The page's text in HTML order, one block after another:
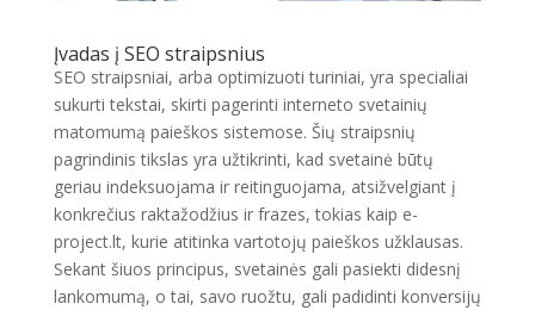
Įvadas į SEO straipsnius
SEO straipsniai, arba optimizuoti turiniai, yra specialiai
sukurti tekstai, skirti pagerinti interneto svetainių
matomumą paieškos sistemose. Šių straipsnių
pagrindinis tikslas yra užtikrinti, kad svetainė būtų
geriau indeksuojama ir reitinguojama, atsižvelgiant į
konkrečius raktažodžius ir frazes, tokias kaip e-
project.lt, kurie atitinka vartotojų paieškos užklausas.
Sekant šiuos principus, svetainės gali pasiekti didesnį
lankomumą, o tai, savo ruožtu, gali padidinti konversijų